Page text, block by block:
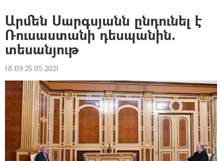
Արմեն Սարգսյանն ընդունել է
Ռուսաստանի դեսպանին.
տեսանյութ
18:09 25.05.2021